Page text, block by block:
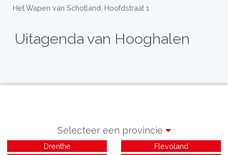
Het Wapen van Schotland, Hoofdstraat 1
Uitagenda van Hooghalen
Selecteer een provincie
Drenthe
Flevoland